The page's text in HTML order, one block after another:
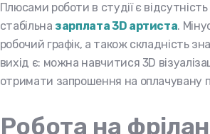
Плюсами роботи в студії є
стабільна зарплата 3D артиста.
робочий графік, а також складність
вихід є: можна навчитися 3D
отримати запрошення на оплачувану
Робота на